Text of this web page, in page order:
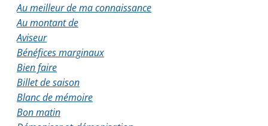
Au meilleur de ma connaissance
Au montant de
Aviseur
Bénéfices marginaux
Bien faire
Billet de saison
Blanc de mémoire
Bon matin